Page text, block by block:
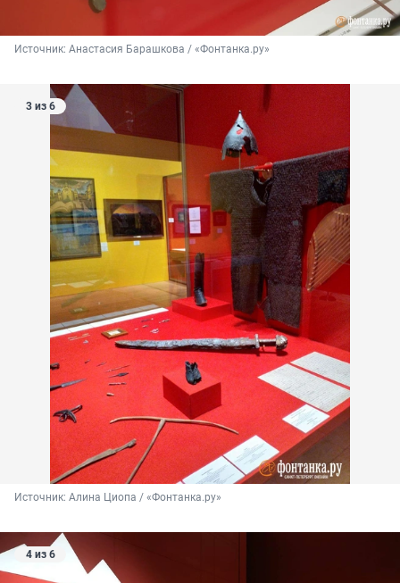
Источник: Анастасия Барашкова / «Фонтанка.ру»
3 из 6
Источник: Алина Циопа / «Фонтанка.ру»
4 из 6